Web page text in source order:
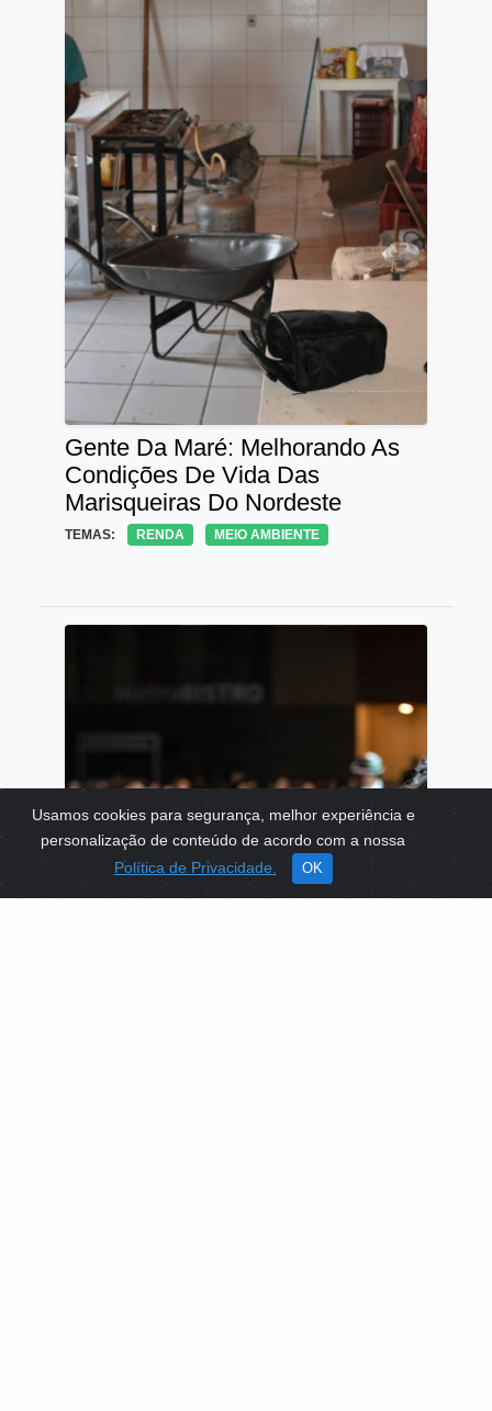
Usamos cookies para segurança, melhor experiência e
personalização de conteúdo de acordo com a nossa
Política de Privacidade.
OK
Gente Da Maré: Melhorando As
Condições De Vida Das
Marisqueiras Do Nordeste
TEMAS: RENDA MEIO AMBIENTE